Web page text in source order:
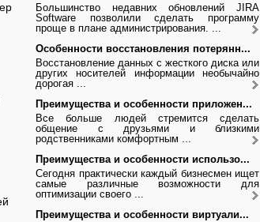
Большинство недавних обновлений JIRA
Software позволили сделать программу
проще в плане администрирования. ...
Особенности восстановления потерянн...
Восстановление данных с жесткого диска или
других носителей информации необычайно
дорогая ...
Преимущества и особенности приложен...
Все больше людей стремится сделать
общение с друзьями и близкими
родственниками комфортным ...
Преимущества и особенности использо...
Сегодня практически каждый бизнесмен ищет
самые различные возможности для
оптимизации своего ...
Преимущества и особенности виртуали...